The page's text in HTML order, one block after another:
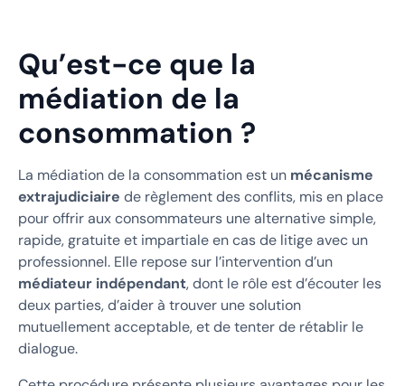
Qu’est-ce que la
médiation de la
consommation ?
La médiation de la consommation est un mécanisme
extrajudiciaire de règlement des conflits, mis en place
pour offrir aux consommateurs une alternative simple,
rapide, gratuite et impartiale en cas de litige avec un
professionnel. Elle repose sur l’intervention d’un
médiateur indépendant, dont le rôle est d’écouter les
deux parties, d’aider à trouver une solution
mutuellement acceptable, et de tenter de rétablir le
dialogue.